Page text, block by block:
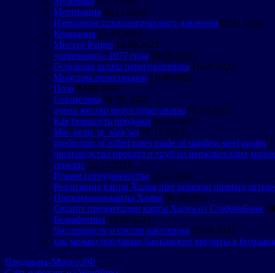
Мотивация 08.11.2022
Измерение психологического давления 03.11.2022
Компания 15.10.2022
Мистер Рацио 14.09.2022
«переворот» 1977 года 29.08.2022
Основная задача переговорщика 16.08.2022
Монстры переговоров 11.08.2022
Поза 03.08.2022
Статистика 01.08.2022
очень жестко ведут переговоры 01.08.2022
Как повысить продажи 02.01.2022
Maɪ neɪm ɪz ʌlɛkˈseɪ 19.12.2021
production of rolled pipes made of stainless steel grades
производства проката и труб из нержавеющих
генезис 02.12.2021
Режим сотрудничества 05.11.2021
Реализация карты Халва при помощи прямых
Презентация карты Халва 06.10.2021
Скрипт презентации карты Халва от СовКомБанк
Безработица 16.09.2021
Численность и состав населения 23.08.2021
как можно продавать банковские кредиты в
Продавать-Много.РФ